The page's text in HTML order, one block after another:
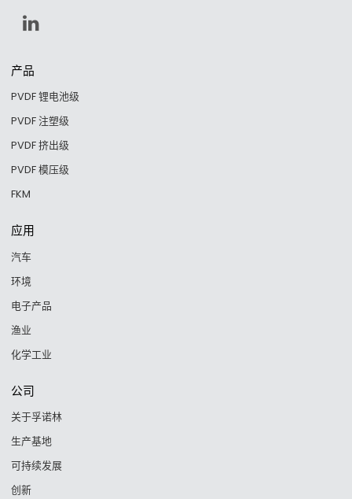
产品
PVDF 锂电池级
PVDF 注塑级
PVDF 挤出级
PVDF 模压级
FKM
应用
汽车
环境
电子产品
渔业
化学工业
公司
关于孚诺林
生产基地
可持续发展
创新